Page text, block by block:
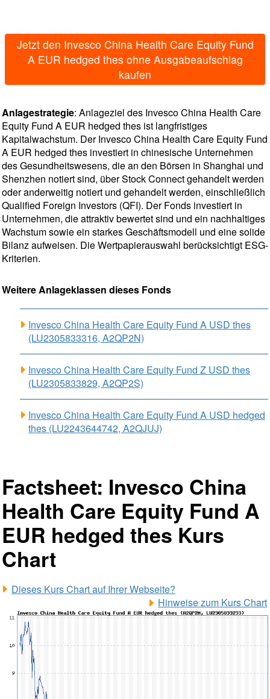
Jetzt den Invesco China Health Care Equity Fund
A EUR hedged thes ohne Ausgabeaufschlag
kaufen
Anlagestrategie: Anlageziel des Invesco China Health Care
Equity Fund A EUR hedged thes ist langfristiges
Kapitalwachstum. Der Invesco China Health Care Equity Fund
A EUR hedged thes investiert in chinesische Unternehmen
des Gesundheitswesens, die an den Börsen in Shanghai und
Shenzhen notiert sind, über Stock Connect gehandelt werden
oder anderweitig notiert und gehandelt werden, einschließlich
Qualified Foreign Investors (QFI). Der Fonds investiert in
Unternehmen, die attraktiv bewertet sind und ein nachhaltiges
Wachstum sowie ein starkes Geschäftsmodell und eine solide
Bilanz aufweisen. Die Wertpapierauswahl berücksichtigt ESG-
Kriterien.
Weitere Anlageklassen dieses Fonds
Invesco China Health Care Equity Fund A USD thes
(LU2305833316, A2QP2N)
Invesco China Health Care Equity Fund Z USD thes
(LU2305833829, A2QP2S)
Invesco China Health Care Equity Fund A USD hedged
thes (LU2243644742, A2QJUJ)
Factsheet: Invesco China
Health Care Equity Fund A
EUR hedged thes Kurs
Chart
Dieses Kurs Chart auf Ihrer Webseite?
Hinweise zum Kurs Chart